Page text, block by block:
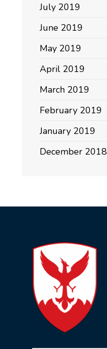
July 2019
June 2019
May 2019
April 2019
March 2019
February 2019
January 2019
December 2018